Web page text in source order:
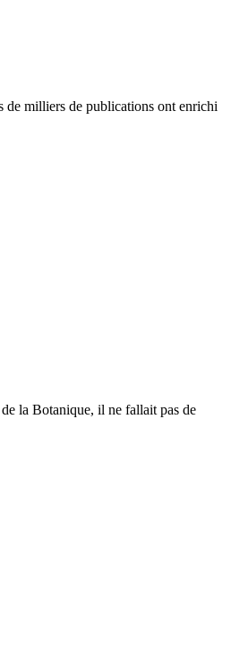
de milliers de publications ont enrichi
la Botanique, il ne fallait pas de